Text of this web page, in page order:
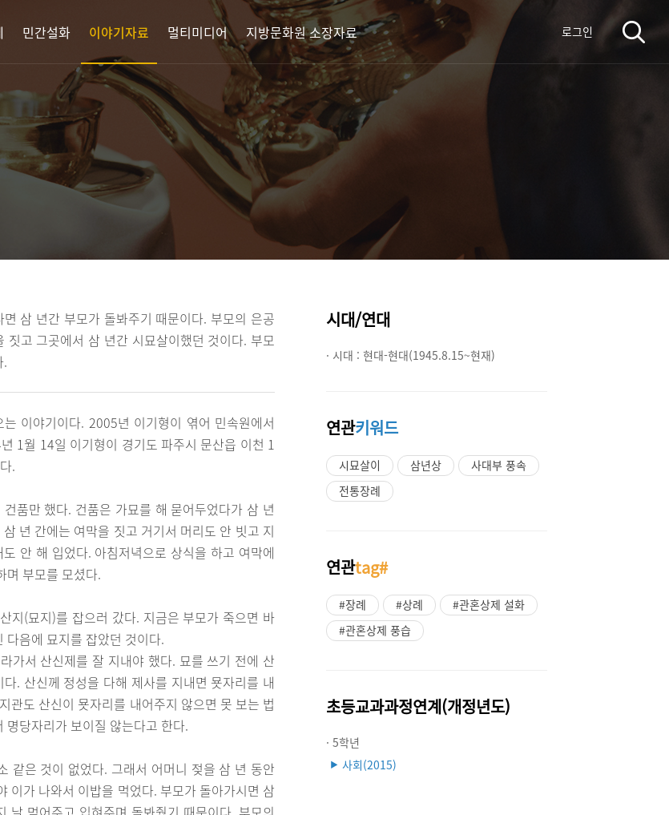
민간설화 이야기자료 멀티미디어 지방문화원 소장자료 로그인
삼 년간 부모가 돌봐주기 때문이다. 부모의 은공
고 그곳에서 삼 년간 시묘살이했던 것이다. 부모
.
이야기이다. 2005년 이기형이 엮어 민속원에서
1월 14일 이기형이 경기도 파주시 문산읍 이천 1
.
품만 했다. 건품은 가묘를 해 묻어두었다가 삼 년
년 간에는 여막을 짓고 거기서 머리도 안 빗고 지
안 해 입었다. 아침저녁으로 상식을 하고 여막에
며 부모를 모셨다.
지(묘지)를 잡으러 갔다. 지금은 부모가 죽으면 바
다음에 묘지를 잡았던 것이다.
가서 산신제를 잘 지내야 했다. 묘를 쓰기 전에 산
. 산신께 정성을 다해 제사를 지내면 묫자리를 내
관도 산신이 묫자리를 내어주지 않으면 못 보는 법
당자리가 보이질 않는다고 한다.
같은 것이 없었다. 그래서 어머니 젖을 삼 년 동안
이가 나와서 이밥을 먹었다. 부모가 돌아가시면 삼
시대/연대
· 시대 : 현대-현대(1945.8.15~현재)
연관키워드
시묘살이 삼년상
사대부 풍속
전통장례
연관tag#
#장례 #상례
#관혼상제 설화
#관혼상제 풍습
초등교과과정연계(개정년도)
· 5학년
▶ 사회(2015)